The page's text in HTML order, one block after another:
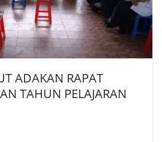
ADAKAN RAPAT
TAHUN PELAJARAN